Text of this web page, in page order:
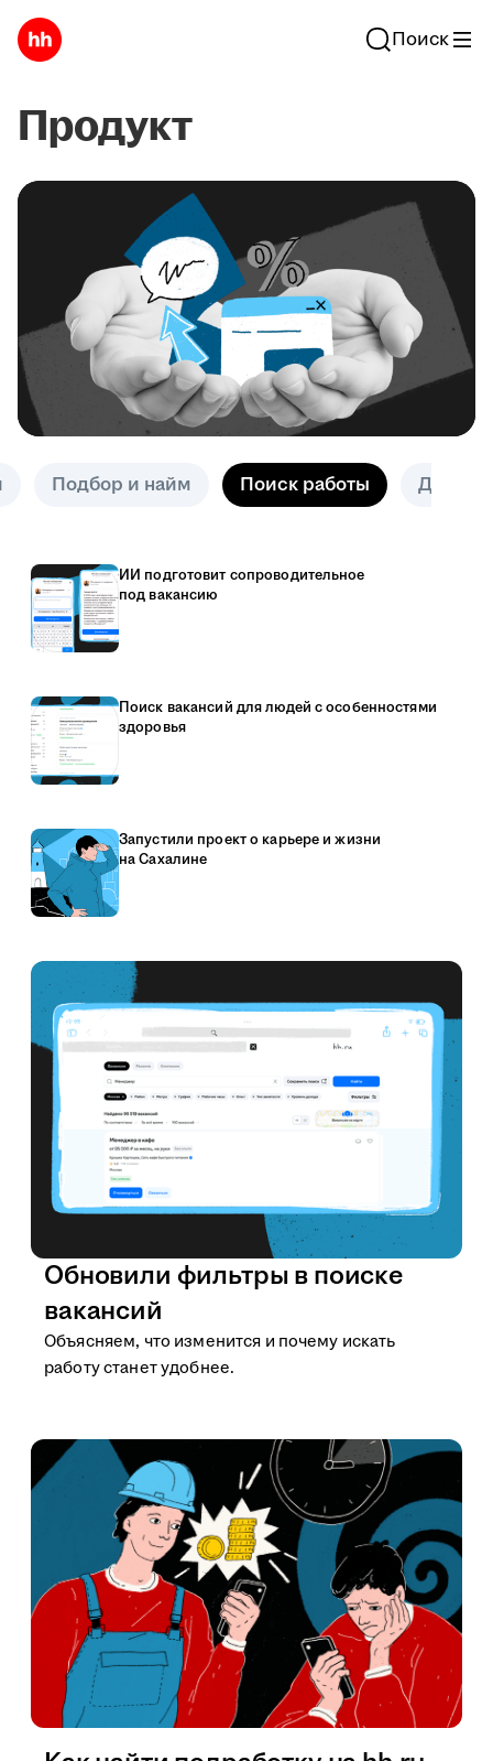
Поиск
Продукт
Подбор и найм Поиск работы Другое
ИИ подготовит сопроводительное
под вакансию
Поиск вакансий для людей с особенностями
здоровья
Запустили проект о карьере и жизни
на Сахалине
Обновили фильтры в поиске
вакансий
Объясняем, что изменится и почему искать
работу станет удобнее.